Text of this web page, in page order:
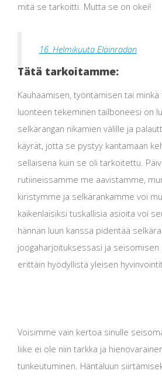
mitä se tarkoitti. Mutta se on okei!
16. Helmikuuta Eläinradan
Tätä tarkoitamme:
Kauhaamisen, työntämisen tai
luonteen tekeminen tailboneesi on
selkärangan nikamien välille ja
käyrät, jotta se pystyy kantamaan
sellaisena kuin se oli tarkoitettu.
rutiineissamme me aavistamme,
kiristymme ja selkärankamme voi
kaikenlaisiksi tuskallisia asioita voi
hännän luun kanssa pidentää
joogaharjoituksessasi ja seisomisen
erittäin hyödyllistä yleisen
Voisimme vain kertoa sinulle
liike ei ole niin tarkka ja
tunkeutuminen. Häntäluun